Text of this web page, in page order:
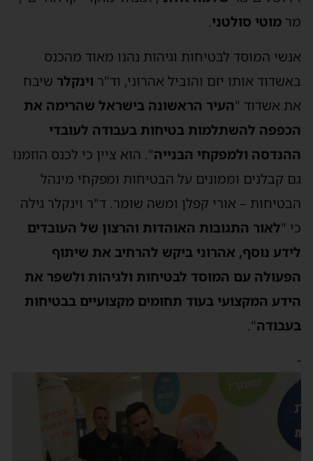
מר מוטי סולטני.
אנשי המוסד לבטיחות וגיהות נהנו מאוד מהכנס
באשדוד אותו יזם והוביל אהרוני, וד"ר וינקלר שיבח
את אשדוד "העיר הראשונה בישראל שהרימה את
הכפפה להשתלמות בטיחות בעבודה לעובדי
ההנדסה ולמפקחי הבנייה". הוא ציין כי לכנס הוזמנו
גם קבלנים וממונים על הבטיחות ומפקחי מינהל
הבטיחות – אורי קפלן ומשה שומר. ד"ר וינקלר גילה
כי "לאור התגובות האוהדות והרצון של העובדים
לידע נוסף, אהרוני ביקש להרחיב את שיתוף
הפעולה עם המוסד לבטיחות ולגיהות ולשפר את
הידע המקצועי בעוד תחומים מקצועיים בבטיחות
בעבודה".
-